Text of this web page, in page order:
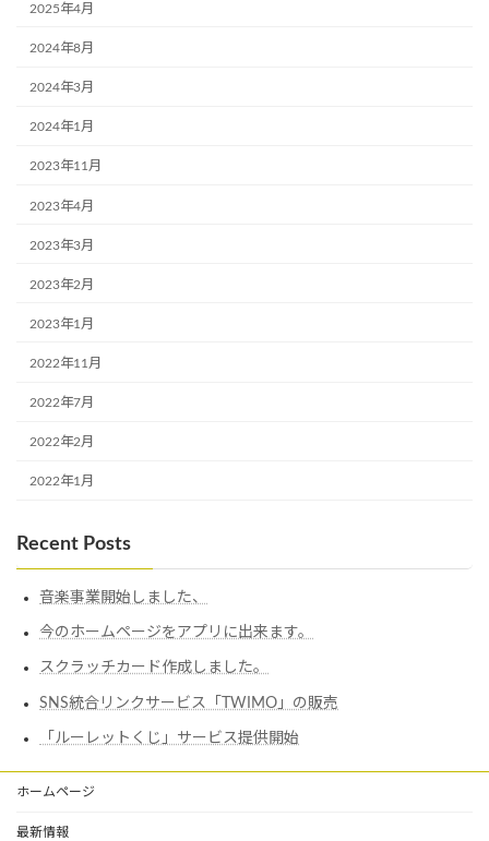
2025年4月
2024年8月
2024年3月
2024年1月
2023年11月
2023年4月
2023年3月
2023年2月
2023年1月
2022年11月
2022年7月
2022年2月
2022年1月
Recent Posts
音楽事業開始しました、
今のホームページをアプリに出来ます。
スクラッチカード作成しました。
SNS統合リンクサービス「TWIMO」の販売
「ルーレットくじ」サービス提供開始
ホームページ
最新情報